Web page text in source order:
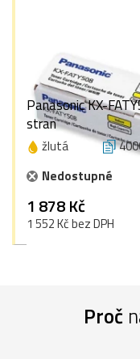
Panasonic KX-
stran
žlutá
Nedostupné
1 878 Kč
1 552 Kč bez DPH
Proč